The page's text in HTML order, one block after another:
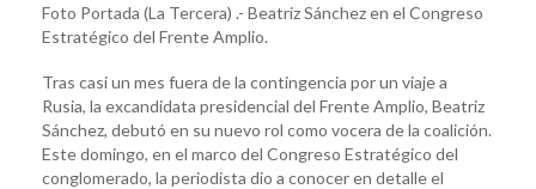
Foto Portada (La Tercera) .- Beatriz Sánchez en el Congreso
Estratégico del Frente Amplio.
Tras casi un mes fuera de la contingencia por un viaje a
Rusia, la excandidata presidencial del Frente Amplio, Beatriz
Sánchez, debutó en su nuevo rol como vocera de la coalición.
Este domingo, en el marco del Congreso Estratégico del
conglomerado, la periodista dio a conocer en detalle el